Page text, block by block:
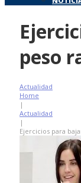
peso
Actualidad
Home
|
Actualidad
|
Ejercicios para